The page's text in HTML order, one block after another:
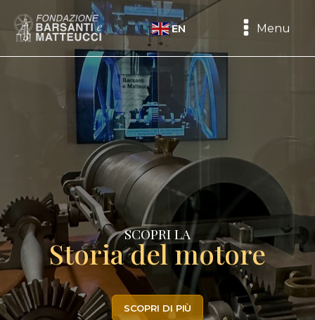
EN Menu
SCOPRI TUTTE
Le nostre
VAI ALLA SEZIONE